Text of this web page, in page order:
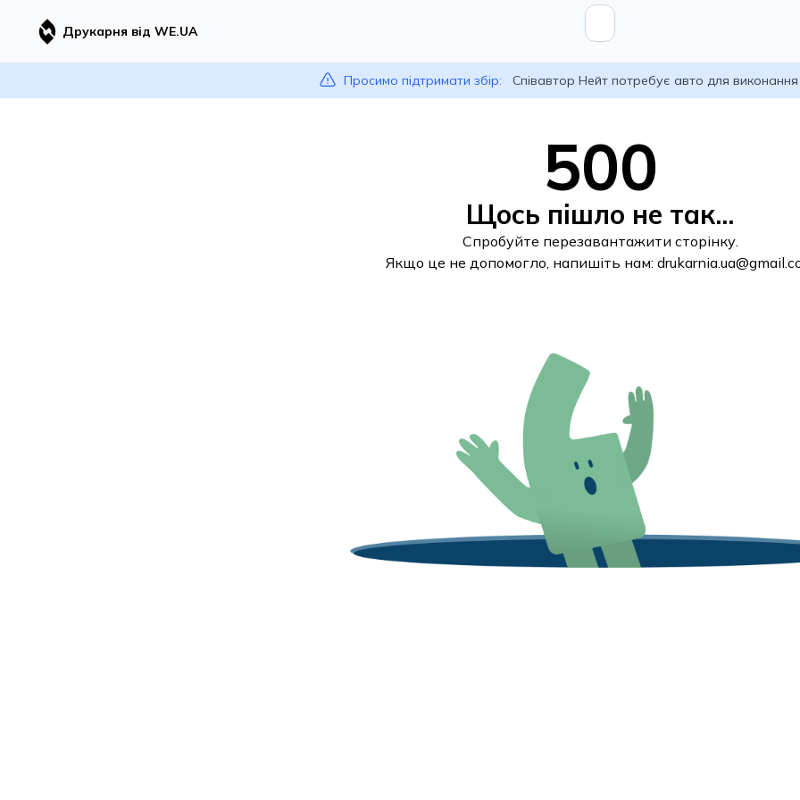
Друкарня від WE.UA
Просимо підтримати збір: Співавтор Нейт потребує авто для
500
Щось пішло не так...
Спробуйте перезавантажити сторінку.
Якщо це не допомогло, напишіть нам: